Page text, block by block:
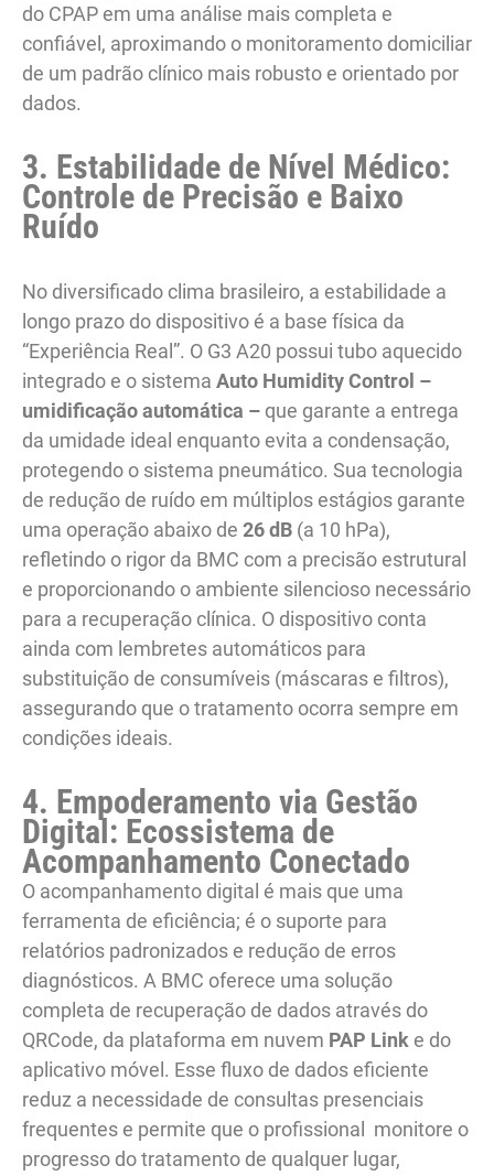
do CPAP em uma análise mais completa e
confiável, aproximando o monitoramento domiciliar
de um padrão clínico mais robusto e orientado por
dados.
3. Estabilidade de Nível Médico:
Controle de Precisão e Baixo
Ruído
No diversificado clima brasileiro, a estabilidade a
longo prazo do dispositivo é a base física da
“Experiência Real”. O G3 A20 possui tubo aquecido
integrado e o sistema Auto Humidity Control –
umidificação automática – que garante a entrega
da umidade ideal enquanto evita a condensação,
protegendo o sistema pneumático. Sua tecnologia
de redução de ruído em múltiplos estágios garante
uma operação abaixo de 26 dB (a 10 hPa),
refletindo o rigor da BMC com a precisão estrutural
e proporcionando o ambiente silencioso necessário
para a recuperação clínica. O dispositivo conta
ainda com lembretes automáticos para
substituição de consumíveis (máscaras e filtros),
assegurando que o tratamento ocorra sempre em
condições ideais.
4. Empoderamento via Gestão
Digital: Ecossistema de
Acompanhamento Conectado
O acompanhamento digital é mais que uma
ferramenta de eficiência; é o suporte para
relatórios padronizados e redução de erros
diagnósticos. A BMC oferece uma solução
completa de recuperação de dados através do
QRCode, da plataforma em nuvem PAP Link e do
aplicativo móvel. Esse fluxo de dados eficiente
reduz a necessidade de consultas presenciais
frequentes e permite que o profissional monitore o
progresso do tratamento de qualquer lugar,